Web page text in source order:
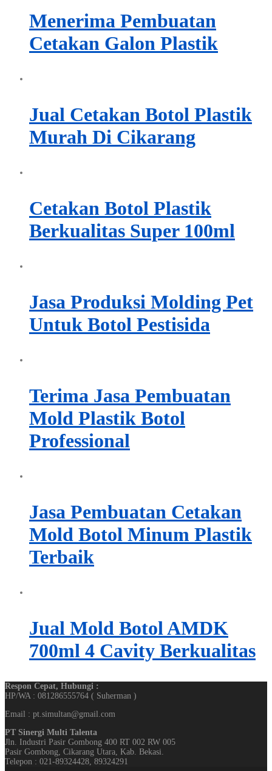
Menerima Pembuatan
Cetakan Galon Plastik
Jual Cetakan Botol Plastik
Murah Di Cikarang
Cetakan Botol Plastik
Berkualitas Super 100ml
Jasa Produksi Molding Pet
Untuk Botol Pestisida
Terima Jasa Pembuatan
Mold Plastik Botol
Professional
Jasa Pembuatan Cetakan
Mold Botol Minum Plastik
Terbaik
Jual Mold Botol AMDK
700ml 4 Cavity Berkualitas
Respon Cepat, Hubungi :
HP/WA : 081286555764 ( Suherman )
Email : pt.simultan@gmail.com
PT Sinergi Multi Talenta
Jln. Industri Pasir Gombong 400 RT 002 RW 005
Pasir Gombong, Cikarang Utara, Kab. Bekasi.
Telepon : 021-89324428, 89324291